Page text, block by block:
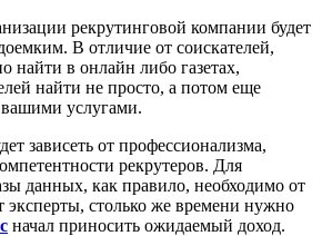
рекрутинговой компании будет
В отличие от соискателей,
найти в онлайн либо газетах,
найти не просто, а потом еще
вашими услугами.
зависеть от профессионализма,
рекрутеров. Для
данных, как правило, необходимо от
эксперты, столько же времени нужно
начал приносить ожидаемый доход.